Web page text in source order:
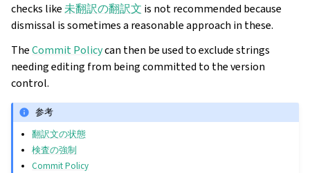
checks like未翻訳の翻訳文 is not recommended because
dismissal is sometimes a reasonable approach in these.
TheCommit Policycan then be used to exclude strings
needing editing from being committed to the version
control.
参考
翻訳文の状態
検査の強制
Commit Policy